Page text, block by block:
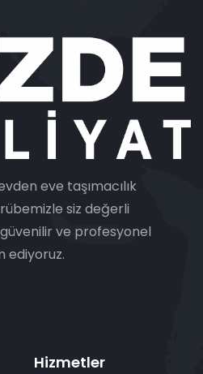
eve taşımacılık
siz değerli
ve profesyonel
ediyoruz.
Hizmetler